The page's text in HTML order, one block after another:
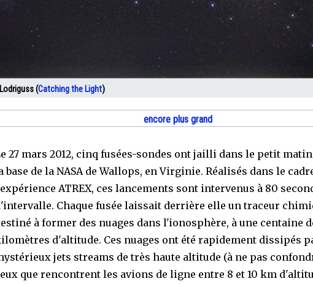
(Catching the Light)
encore plus grand
27 mars 2012, cinq fusées-sondes ont jailli dans le petit
base de la NASA de Wallops, en Virginie. Réalisés dans le
ATREX, ces lancements sont intervenus à 80
Chaque fusée laissait derrière elle un traceur
à former des nuages dans l'ionosphère, à une centaine
d'altitude. Ces nuages ont été rapidement dissipés
jets streams de très haute altitude (à ne pas
que rencontrent les avions de ligne entre 8 et 10 km